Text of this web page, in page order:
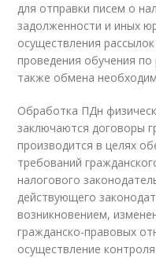
для отправки писем о
задолженности и иных
осуществления
проведения обучения
также обмена
Обработка ПДн
заключаются договоры
производится в целях
требований
налогового
действующего
возникновением,
гражданско-правовых
осуществление